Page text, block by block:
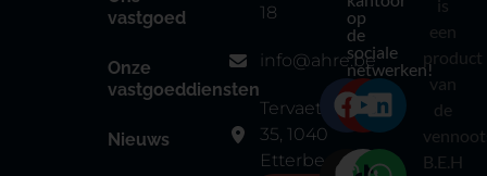
vastgoed
Onze
vastgoeddiensten
Nieuws
18
info@ahre.be
Tervaetestraat
35, 1040
Etterbeek
op
de
sociale
netwerken!
is
een
product
van
de
B.E.H